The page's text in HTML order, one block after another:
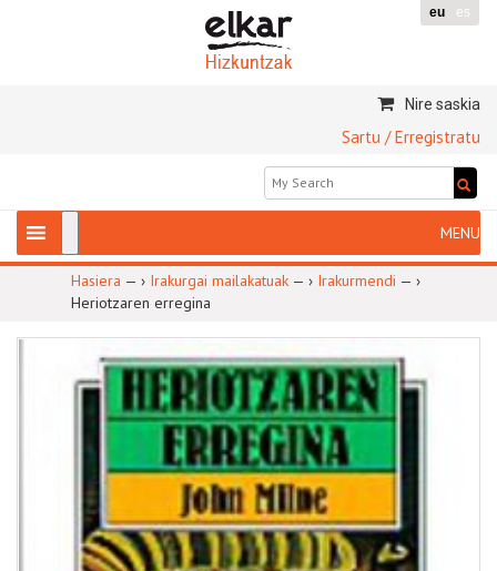
eu es
Nire saskia
Sartu / Erregistratu
Hasiera — › Irakurgai mailakatuak — › Irakurmendi — ›
Heriotzaren erregina